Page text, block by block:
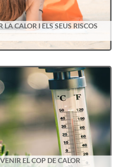
CALOR I ELS SEUS RISCOS
EL COP DE CALOR